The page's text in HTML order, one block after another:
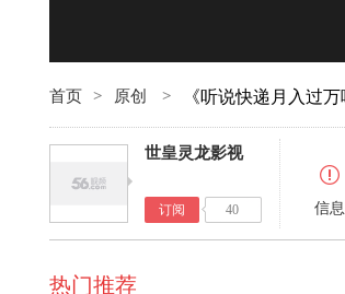
首页 > 原创 > 《听说快递月入过
世皇灵龙影视
订阅 40 信息
热门推荐